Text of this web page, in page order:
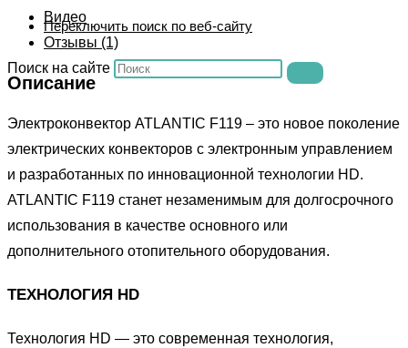
Переключить поиск по веб-сайту
Поиск на сайте
Видео
Отзывы (1)
Описание
Электроконвектор ATLANTIC F119 – это новое поколение
электрических конвекторов с электронным управлением
и разработанных по инновационной технологии HD.
ATLANTIC F119 станет незаменимым для долгосрочного
использования в качестве основного или
дополнительного отопительного оборудования.
ТЕХНОЛОГИЯ HD
Технология HD — это современная технология,